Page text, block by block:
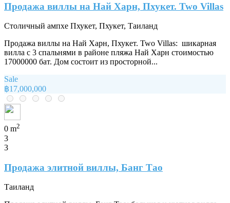
Продажа виллы на Най Харн, Пхукет. Two Villas
Столичный ампхе Пхукет, Пхукет, Таиланд
Продажа виллы на Най Харн, Пхукет. Two Villas: шикарная
вилла с 3 спальнями в районе пляжа Най Харн стоимостью
17000000 бат. Дом состоит из просторной...
Sale
฿17,000,000
0 m2
3
3
Продажа элитной виллы, Банг Тао
Таиланд